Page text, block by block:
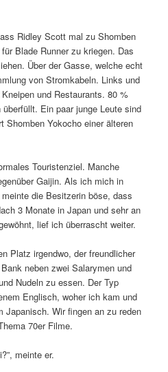
Ridley Scott mal zu Shomben
Blade Runner zu kriegen. Das
Über der Gasse, welche echt
von Stromkabeln. Links und
und Restaurants. 80 %
Ein paar junge Leute sind
Shomben Yokocho einer älteren
Touristenziel. Manche
Gaijin. Als ich mich in
die Besitzerin böse, dass
3 Monate in Japan und sehr an
lief ich überrascht weiter.
Platz irgendwo, der freundlicher
neben zwei Salarymen und
Nudeln zu essen. Der Typ
Englisch, woher ich kam und
Japanisch. Wir fingen an zu reden
70er Filme.
meinte er.